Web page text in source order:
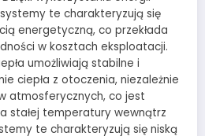
te charakteryzują się
energetyczną, co przekłada
w kosztach eksploatacji.
umożliwiają stabilne i
ciepła z otoczenia, niezależnie
atmosferycznych, co jest
stałej temperatury wewnątrz
te charakteryzują się niską